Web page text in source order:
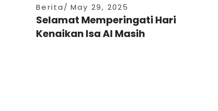
Berita May 29, 2025
Selamat Memperingati Hari
Kenaikan Isa Al Masih